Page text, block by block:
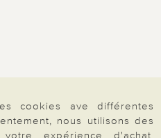
cookies ave différentes
nous utilisons des
expérience d'achat.